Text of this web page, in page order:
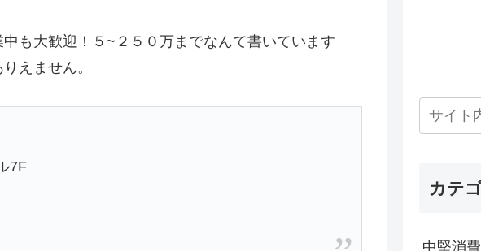
も大歓迎！５~２５０万までなんて書いています
えません。
7F
カテ
中堅消